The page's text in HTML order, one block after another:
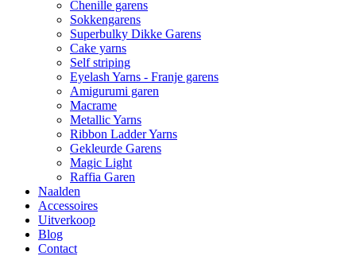
Chenille garens
Sokkengarens
Superbulky Dikke Garens
Cake yarns
Self striping
Eyelash Yarns - Franje garens
Amigurumi garen
Macrame
Metallic Yarns
Ribbon Ladder Yarns
Gekleurde Garens
Magic Light
Raffia Garen
Naalden
Accessoires
Uitverkoop
Blog
Contact